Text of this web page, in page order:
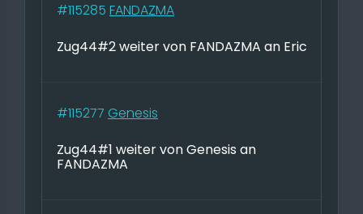
#115285 FANDAZMA
Zug44#2 weiter von FANDAZMA an Eric
#115277 Genesis
Zug44#1 weiter von Genesis an
FANDAZMA